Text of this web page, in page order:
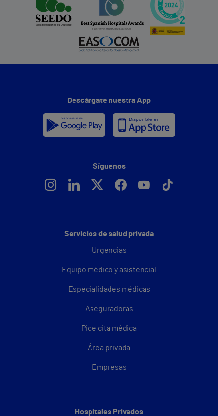
Servicios de salud privada
Urgencias
Equipo médico y asistencial
Especialidades médicas
Aseguradoras
Pide cita médica
Área privada
Empresas
Hospitales Privados
Descárgate nuestra App
Síguenos